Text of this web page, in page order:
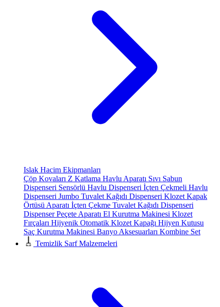
Islak Hacim Ekipmanları
Çöp Kovaları Z Katlama Havlu Aparatı Sıvı Sabun
Dispenseri Sensörlü Havlu Dispenseri İçten Çekmeli Havlu
Dispenseri Jumbo Tuvalet Kağıdı Dispenseri Klozet Kapak
Örtüsü Aparatı İçten Çekme Tuvalet Kağıdı Dispenseri
Dispenser Peçete Aparatı El Kurutma Makinesi Klozet
Fırçaları Hijyenik Otomatik Klozet Kapağı Hijyen Kutusu
Saç Kurutma Makinesi Banyo Aksesuarları Kombine Set
Temizlik Sarf Malzemeleri